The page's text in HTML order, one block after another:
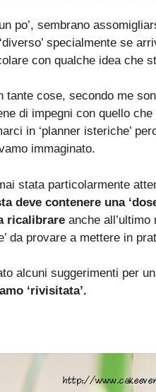
po’, sembrano
specialmente se
con qualche idea che
tante cose, secondo me
di impegni con quello
in ‘planner isteriche’
immaginato.
stata particolarmente
deve contenere una
ricalibrare anche
da provare a mettere in
alcuni suggerimenti per
‘rivisitata’.